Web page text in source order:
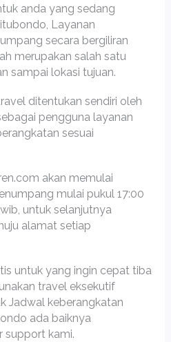
anda yang sedang
Layanan
secara bergiliran
merupakan salah satu
sampai lokasi tujuan.
ditentukan sendiri oleh
pengguna layanan
sesuai
akan memulai
mulai pukul 17:00
untuk selanjutnya
alamat setiap
untuk yang ingin cepat tiba
travel eksekutif
Jadwal keberangkatan
ada baiknya
support kami.